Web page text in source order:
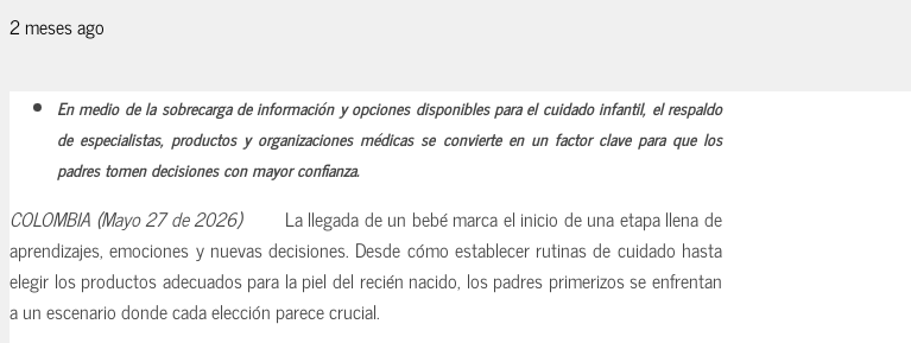
2 meses ago
En medio de la sobrecarga de información y opciones disponibles para el cuidado infantil, el respaldo
de especialistas, productos y organizaciones médicas se convierte en un factor clave para que los
padres tomen decisiones con mayor confianza.
COLOMBIA (Mayo 27 de 2026) La llegada de un bebé marca el inicio de una etapa llena de
aprendizajes, emociones y nuevas decisiones. Desde cómo establecer rutinas de cuidado hasta
elegir los productos adecuados para la piel del recién nacido, los padres primerizos se enfrentan
a un escenario donde cada elección parece crucial.